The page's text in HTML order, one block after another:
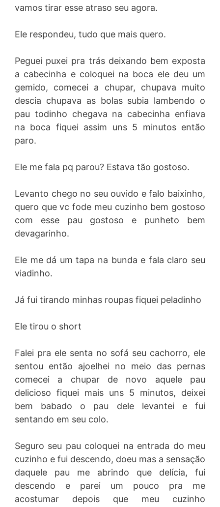
vamos tirar esse atraso seu agora.
Ele respondeu, tudo que mais quero.
Peguei puxei pra trás deixando bem exposta
a cabecinha e coloquei na boca ele deu um
gemido, comecei a chupar, chupava muito
descia chupava as bolas subia lambendo o
pau todinho chegava na cabecinha enfiava
na boca fiquei assim uns 5 minutos então
paro.
Ele me fala pq parou? Estava tão gostoso.
Levanto chego no seu ouvido e falo baixinho,
quero que vc fode meu cuzinho bem gostoso
com esse pau gostoso e punheto bem
devagarinho.
Ele me dá um tapa na bunda e fala claro seu
viadinho.
Já fui tirando minhas roupas fiquei peladinho
Ele tirou o short
Falei pra ele senta no sofá seu cachorro, ele
sentou então ajoelhei no meio das pernas
comecei a chupar de novo aquele pau
delicioso fiquei mais uns 5 minutos, deixei
bem babado o pau dele levantei e fui
sentando em seu colo.
Seguro seu pau coloquei na entrada do meu
cuzinho e fui descendo, doeu mas a sensação
daquele pau me abrindo que delícia, fui
descendo e parei um pouco pra me
acostumar depois que meu cuzinho